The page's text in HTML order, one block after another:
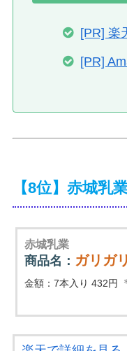
[PR] 楽
[PR]
【8位】赤城乳
赤城乳業
商品名： ガリガ
金額：7本入り 432円